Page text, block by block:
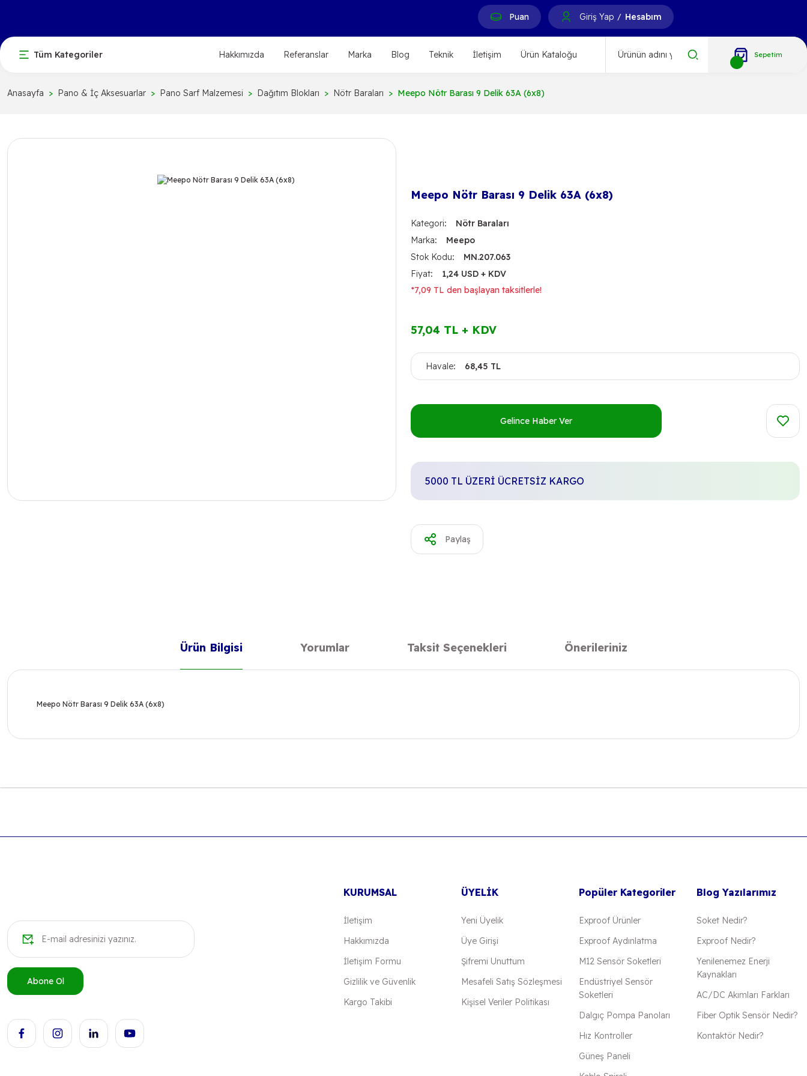
Puan Giriş Yap / Hesabım
Tüm Kategoriler Hakkımızda Referanslar Marka Blog Teknik İletişim Ürün Kataloğu Sepetim
Anasayfa Pano & İç Aksesuarlar Pano Sarf Malzemesi Dağıtım Blokları Nötr Baraları Meepo Nötr Barası 9 Delik 63A (6x8)
Meepo Nötr Barası 9 Delik 63A (6x8)
Kategori
Nötr Baraları
Marka
Meepo
Stok Kodu
MN.207.063
Fiyat
1,24 USD + KDV
*7,09 TL den başlayan taksitlerle!
57,04 TL + KDV
Havale 68,45 TL
Gelince Haber Ver
5000 TL ÜZERİ ÜCRETSİZ KARGO
Paylaş
Ürün Bilgisi Yorumlar Taksit Seçenekleri Önerileriniz
Meepo Nötr Barası 9 Delik 63A (6x8)
Görüş ve önerileriniz için teşekkür ederiz.
Gönder
Abone Ol
KURUMSAL
İletişim
Hakkımızda
İletişim Formu
Gizlilik ve Güvenlik
Kargo Takibi
ÜYELİK
Yeni Üyelik
Üye Girişi
Şifremi Unuttum
Mesafeli Satış Sözleşmesi
Kişisel Veriler Politikası
Popüler Kategoriler
Exproof Ürünler
Exproof Aydınlatma
M12 Sensör Soketleri
Endüstriyel Sensör
Soketleri
Dalgıç Pompa Panoları
Hız Kontroller
Güneş Paneli
Blog Yazılarımız
Soket Nedir?
Exproof Nedir?
Yenilenemez Enerji
Kaynakları
AC/DC Akımları Farkları
Fiber Optik Sensör Nedir?
Kontaktör Nedir?